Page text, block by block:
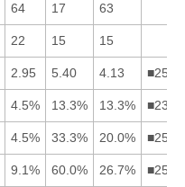
64 17 63
22 15 15
2.95 5.40 4.13
4.5% 13.3% 13.3%
4.5% 33.3% 20.0%
9.1% 60.0% 26.7%